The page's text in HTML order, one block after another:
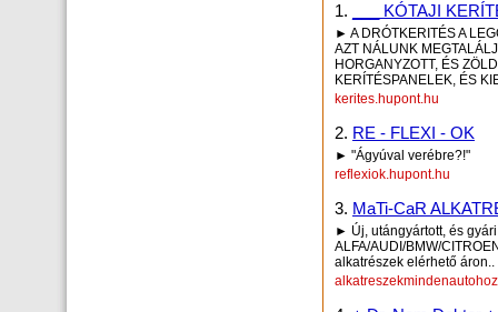
1. ___ KÓTAJI
► A DRÓTKERITÉS A
AZT NÁLUNK
HORGANYZOTT, ÉS
KERÍTÉSPANELEK, ÉS
kerites.hupont.hu
2. RE - FLEXI - OK
► "Ágyúval verébre?!"
reflexiok.hupont.hu
3. MaTi-CaR
► Új, utángyártott, és
ALFA/AUDI/BMW/
alkatrészek elérhető áron..